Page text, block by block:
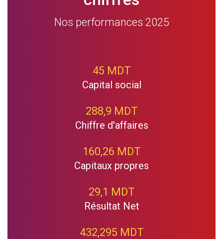
Nos performances 2025
45 MDT
Capital social
288,9 MDT
Chiffre d'affaires
160,26 MDT
Capitaux propres
29,1 MDT
Résultat Net
432,295 MDT